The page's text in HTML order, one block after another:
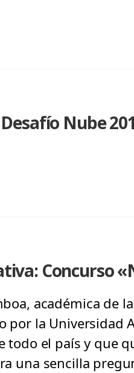
Nube
Concurso
académica de
por la Universidad
todo el país y que
una sencilla